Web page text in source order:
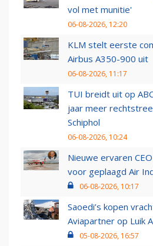
vol met munitie'
06-08-2026, 12:20
KLM stelt eerste
Airbus A350-900 uit
06-08-2026, 11:17
TUI breidt uit op
jaar meer
Schiphol
06-08-2026, 10:24
Nieuwe ervaren
voor geplaagd Air
06-08-2026, 10:17
Saoedi’s kopen
Aviapartner op Luik
05-08-2026, 16:57